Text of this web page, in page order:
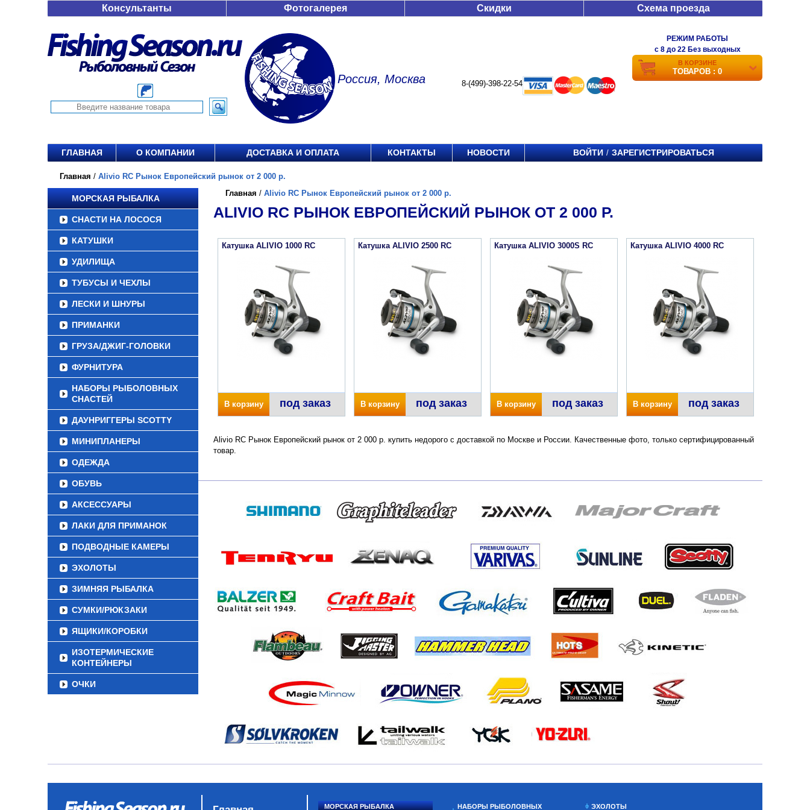
Консультанты Фотогалерея Скидки Схема проезда
Россия, Москва 8-(499)-398-22-54
РЕЖИМ РАБОТЫ
c 8 до 22 Без выходных
В КОРЗИНЕ
ТОВАРОВ : 0
ГЛАВНАЯ О КОМПАНИИ ДОСТАВКА И ОПЛАТА КОНТАКТЫ НОВОСТИ ВОЙТИ / ЗАРЕГИСТРИРОВАТЬСЯ
Главная / Alivio RC Рынок Европейский рынок от 2 000 р.
МОРСКАЯ РЫБАЛКА
СНАСТИ НА ЛОСОСЯ
КАТУШКИ
УДИЛИЩА
ТУБУСЫ И ЧЕХЛЫ
ЛЕСКИ И ШНУРЫ
ПРИМАНКИ
ГРУЗА/ДЖИГ-ГОЛОВКИ
ФУРНИТУРА
НАБОРЫ РЫБОЛОВНЫХ
СНАСТЕЙ
ДАУНРИГГЕРЫ SCOTTY
МИНИПЛАНЕРЫ
ОДЕЖДА
ОБУВЬ
АКСЕССУАРЫ
ЛАКИ ДЛЯ ПРИМАНОК
ПОДВОДНЫЕ КАМЕРЫ
ЭХОЛОТЫ
ЗИМНЯЯ РЫБАЛКА
СУМКИ/РЮКЗАКИ
ЯЩИКИ/КОРОБКИ
ИЗОТЕРМИЧЕСКИЕ
КОНТЕЙНЕРЫ
ОЧКИ
Главная / Alivio RC Рынок Европейский рынок от 2 000 р.
ALIVIO RC РЫНОК ЕВРОПЕЙСКИЙ РЫНОК ОТ 2 000 Р.
Катушка ALIVIO 1000 RC
В корзину под заказ
Катушка ALIVIO 2500 RC
В корзину под заказ
Катушка ALIVIO 3000S RC
В корзину под заказ
Катушка ALIVIO 4000 RC
В корзину под заказ
Alivio RC Рынок Европейский рынок от 2 000 р. купить недорого с доставкой по Москве и России. Качественные фото, только сертифицированный
товар.
МОРСКАЯ РЫБАЛКА НАБОРЫ РЫБОЛОВНЫХ ЭХОЛОТЫ